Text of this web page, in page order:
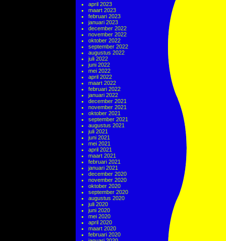
april 2023
maart 2023
februari 2023
januari 2023
december 2022
november 2022
oktober 2022
september 2022
augustus 2022
juli 2022
juni 2022
mei 2022
april 2022
maart 2022
februari 2022
januari 2022
december 2021
november 2021
oktober 2021
september 2021
augustus 2021
juli 2021
juni 2021
mei 2021
april 2021
maart 2021
februari 2021
januari 2021
december 2020
november 2020
oktober 2020
september 2020
augustus 2020
juli 2020
juni 2020
mei 2020
april 2020
maart 2020
februari 2020